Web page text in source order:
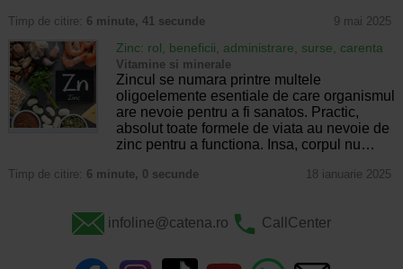
Timp de citire: 6 minute, 41 secunde 9 mai 2025
Zinc: rol, beneficii, administrare, surse, carenta
Vitamine si minerale
Zincul se numara printre multele
oligoelemente esentiale de care organismul
are nevoie pentru a fi sanatos. Practic,
absolut toate formele de viata au nevoie de
zinc pentru a functiona. Insa, corpul nu…
Timp de citire: 6 minute, 0 secunde 18 ianuarie 2025
infoline@catena.ro CallCenter